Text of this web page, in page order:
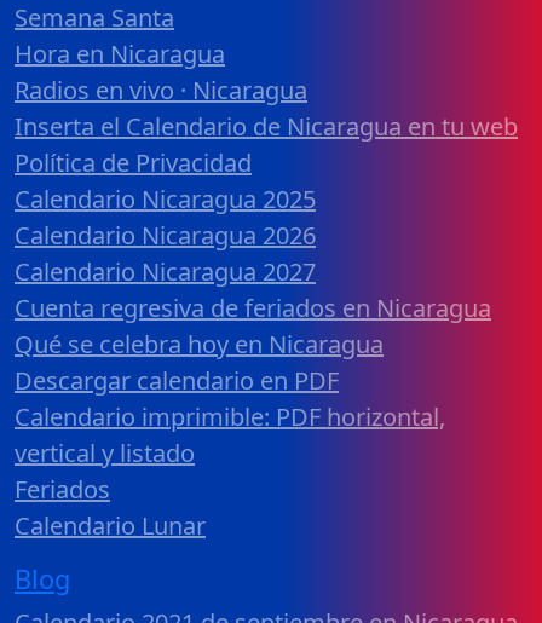
Semana Santa
Hora en Nicaragua
Radios en vivo · Nicaragua
Inserta el Calendario de Nicaragua en tu web
Política de Privacidad
Calendario Nicaragua 2025
Calendario Nicaragua 2026
Calendario Nicaragua 2027
Cuenta regresiva de feriados en Nicaragua
Qué se celebra hoy en Nicaragua
Descargar calendario en PDF
Calendario imprimible: PDF horizontal,
vertical y listado
Feriados
Calendario Lunar
Blog